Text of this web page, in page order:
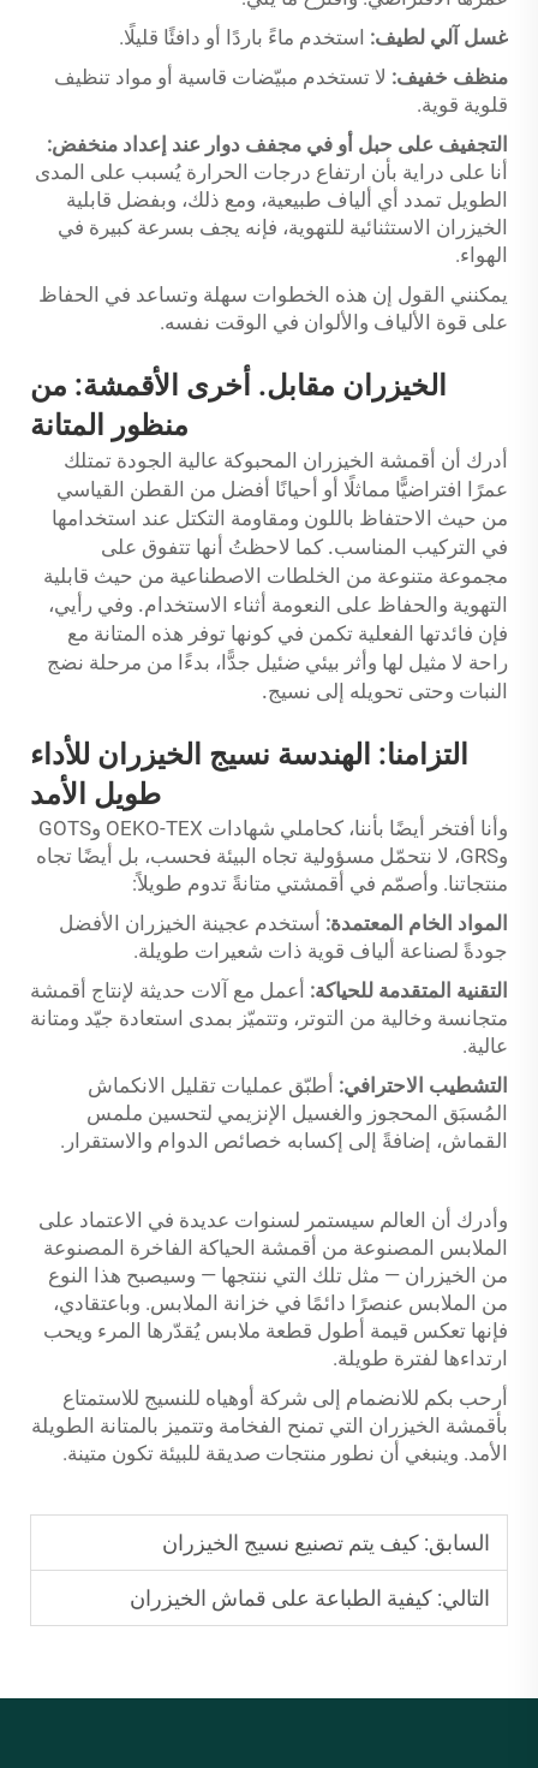
غسل آلي لطيف: استخدم ماءً باردًا أو دافئًا قليلًا.
منظف خفيف: لا تستخدم مبيّضات قاسية أو مواد تنظيف
قلوية قوية.
التجفيف على حبل أو في مجفف دوار عند إعداد منخفض:
أنا على دراية بأن ارتفاع درجات الحرارة يُسبب على المدى
الطويل تمدد أي ألياف طبيعية، ومع ذلك، وبفضل قابلية
الخيزران الاستثنائية للتهوية، فإنه يجف بسرعة كبيرة في
الهواء.
يمكنني القول إن هذه الخطوات سهلة وتساعد في الحفاظ
على قوة الألياف والألوان في الوقت نفسه.
الخيزران مقابل. أخرى الأقمشة: من
منظور المتانة
أدرك أن أقمشة الخيزران المحبوكة عالية الجودة تمتلك
عمرًا افتراضيًّا مماثلًا أو أحيانًا أفضل من القطن القياسي
من حيث الاحتفاظ باللون ومقاومة التكتل عند استخدامها
في التركيب المناسب. كما لاحظتُ أنها تتفوق على
مجموعة متنوعة من الخلطات الاصطناعية من حيث قابلية
التهوية والحفاظ على النعومة أثناء الاستخدام. وفي رأيي،
فإن فائدتها الفعلية تكمن في كونها توفر هذه المتانة مع
راحة لا مثيل لها وأثر بيئي ضئيل جدًّا، بدءًا من مرحلة نضج
النبات وحتى تحويله إلى نسيج.
التزامنا: الهندسة نسيج الخيزران للأداء
طويل الأمد
وأنا أفتخر أيضًا بأننا، كحاملي شهادات OEKO-TEX وGOTS
وGRS، لا نتحمّل مسؤولية تجاه البيئة فحسب، بل أيضًا تجاه
منتجاتنا. وأصمّم في أقمشتي متانةً تدوم طويلاً:
المواد الخام المعتمدة: أستخدم عجينة الخيزران الأفضل
جودةً لصناعة ألياف قوية ذات شعيرات طويلة.
التقنية المتقدمة للحياكة: أعمل مع آلات حديثة لإنتاج أقمشة
متجانسة وخالية من التوتر، وتتميّز بمدى استعادة جيّد ومتانة
عالية.
التشطيب الاحترافي: أطبّق عمليات تقليل الانكماش
المُسبَق المحجوز والغسيل الإنزيمي لتحسين ملمس
القماش، إضافةً إلى إكسابه خصائص الدوام والاستقرار.
وأدرك أن العالم سيستمر لسنوات عديدة في الاعتماد على
الملابس المصنوعة من أقمشة الحياكة الفاخرة المصنوعة
من الخيزران — مثل تلك التي ننتجها — وسيصبح هذا النوع
من الملابس عنصرًا دائمًا في خزانة الملابس. وباعتقادي،
فإنها تعكس قيمة أطول قطعة ملابس يُقدّرها المرء ويحب
ارتداءها لفترة طويلة.
أرحب بكم للانضمام إلى شركة أوهياه للنسيج للاستمتاع
بأقمشة الخيزران التي تمنح الفخامة وتتميز بالمتانة الطويلة
الأمد. وينبغي أن نطور منتجات صديقة للبيئة تكون متينة.
السابق: كيف يتم تصنيع نسيج الخيزران
التالي: كيفية الطباعة على قماش الخيزران